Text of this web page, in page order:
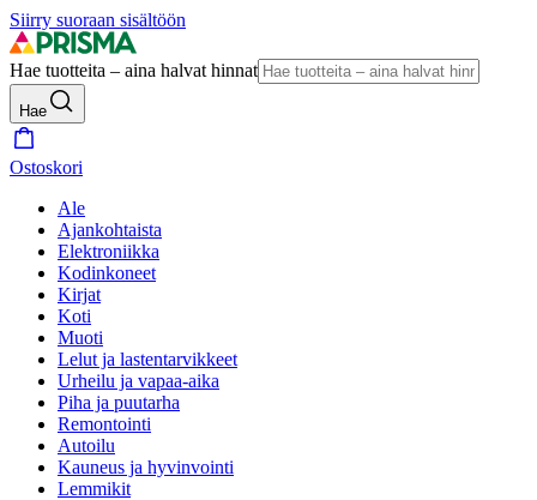
Siirry suoraan sisältöön
Hae tuotteita – aina halvat hinnat
Hae
Ostoskori
Ale
Ajankohtaista
Elektroniikka
Kodinkoneet
Kirjat
Koti
Muoti
Lelut ja lastentarvikkeet
Urheilu ja vapaa-aika
Piha ja puutarha
Remontointi
Autoilu
Kauneus ja hyvinvointi
Lemmikit